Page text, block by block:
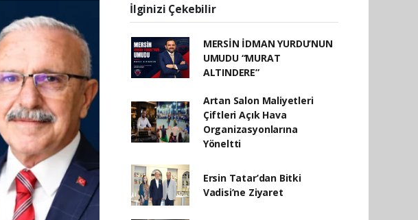
İlginizi Çekebilir
MERSİN İDMAN YURDU’NUN
UMUDU “MURAT
ALTINDERE”
Artan Salon Maliyetleri
Çiftleri Açık Hava
Organizasyonlarına
Yöneltti
Ersin Tatar’dan Bitki
Vadisi’ne Ziyaret